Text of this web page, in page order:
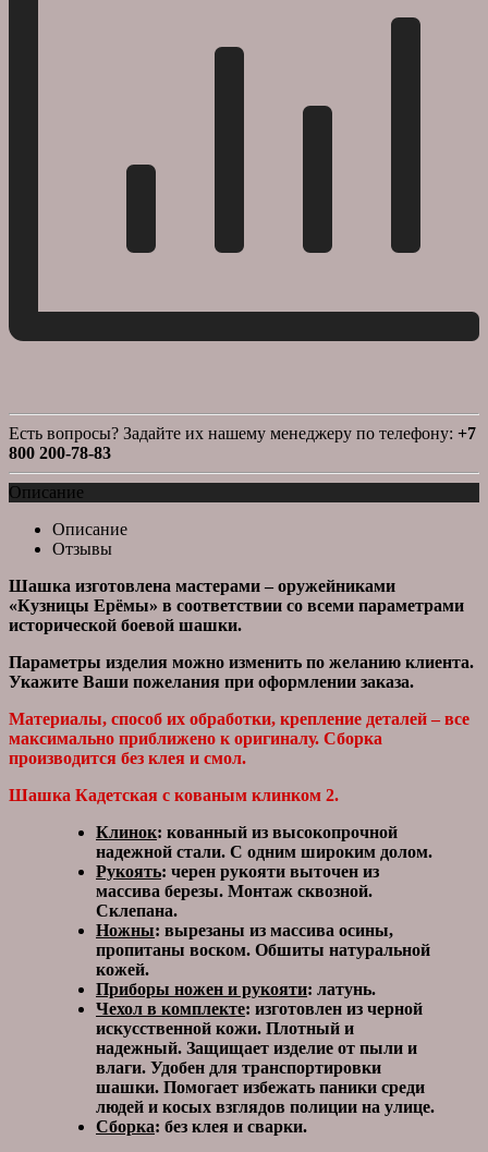
Есть вопросы? Задайте их нашему менеджеру по телефону: +7
800 200-78-83
Описание
Описание
Отзывы
Шашка изготовлена мастерами – оружейниками
«Кузницы Ерёмы» в соответствии со всеми параметрами
исторической боевой шашки.
Параметры изделия можно изменить по желанию клиента.
Укажите Ваши пожелания при оформлении заказа.
Материалы, способ их обработки, крепление деталей – все
максимально приближено к оригиналу. Сборка
производится без клея и смол.
Шашка Кадетская с кованым клинком 2.
Клинок: кованный из высокопрочной
надежной стали. С одним широким долом.
Рукоять: черен рукояти выточен из
массива березы. Монтаж сквозной.
Склепана.
Ножны: вырезаны из массива осины,
пропитаны воском. Обшиты натуральной
кожей.
Приборы ножен и рукояти: латунь.
Чехол в комплекте: изготовлен из черной
искусственной кожи. Плотный и
надежный. Защищает изделие от пыли и
влаги. Удобен для транспортировки
шашки. Помогает избежать паники среди
людей и косых взглядов полиции на улице.
Сборка: без клея и сварки.